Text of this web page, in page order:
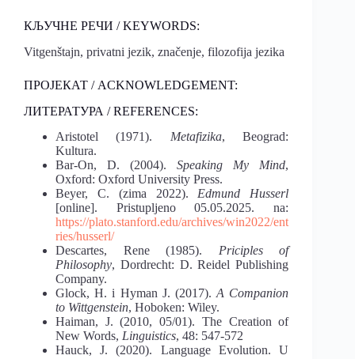
КЉУЧНЕ РЕЧИ / KEYWORDS:
Vitgenštajn, privatni jezik, značenje, filozofija jezika
ПРОЈЕКАТ / ACKNOWLEDGEMENT:
ЛИТЕРАТУРА / REFERENCES:
Aristotel (1971). Metafizika, Beograd:
Kultura.
Bar-On, D. (2004).Speaking My Mind,
Oxford: Oxford University Press.
Beyer, C. (zima 2022). Edmund Husserl
[online]. Pristupljeno 05.05.2025. na:
https://plato.stanford.edu/archives/win2022/ent
ries/husserl/
Descartes, Rene (1985). Priciples of
Philosophy, Dordrecht: D. Reidel Publishing
Company.
Glock, H. i Hyman J. (2017).A Companion
to Wittgenstein, Hoboken: Wiley.
Haiman, J. (2010, 05/01). The Creation of
New Words, Linguistics, 48: 547-572
Hauck, J. (2020). Language Evolution. U